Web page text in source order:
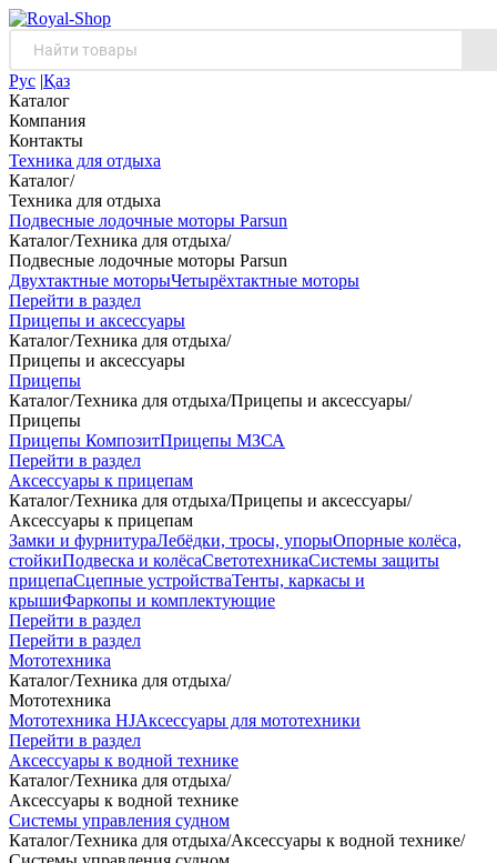
Рус |Қаз
Каталог
Компания
Контакты
Техника для отдыха
Каталог/
Техника для отдыха
Подвесные лодочные моторы Parsun
Каталог/Техника для отдыха/
Подвесные лодочные моторы Parsun
Двухтактные моторыЧетырёхтактные моторы
Перейти в раздел
Прицепы и аксессуары
Каталог/Техника для отдыха/
Прицепы и аксессуары
Прицепы
Каталог/Техника для отдыха/Прицепы и аксессуары/
Прицепы
Прицепы КомпозитПрицепы МЗСА
Перейти в раздел
Аксессуары к прицепам
Каталог/Техника для отдыха/Прицепы и аксессуары/
Аксессуары к прицепам
Замки и фурнитураЛебёдки, тросы, упорыОпорные колёса,
стойкиПодвеска и колёсаСветотехникаСистемы защиты
прицепаСцепные устройстваТенты, каркасы и
крышиФаркопы и комплектующие
Перейти в раздел
Перейти в раздел
Мототехника
Каталог/Техника для отдыха/
Мототехника
Мототехника HJАксессуары для мототехники
Перейти в раздел
Аксессуары к водной технике
Каталог/Техника для отдыха/
Аксессуары к водной технике
Системы управления судном
Каталог/Техника для отдыха/Аксессуары к водной технике/